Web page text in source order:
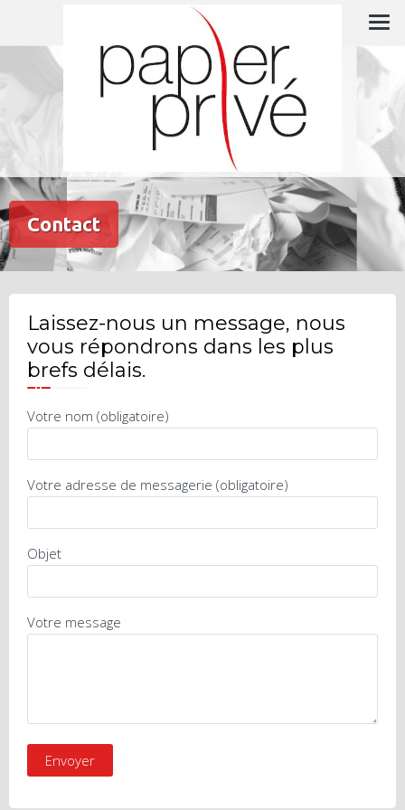
L'expert en gestion administrative
Contact
Laissez-nous un message, nous
vous répondrons dans les plus
brefs délais.
Votre nom (obligatoire)
Votre adresse de messagerie (obligatoire)
Objet
Votre message